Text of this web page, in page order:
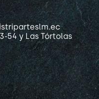
54 y Las Tórtolas